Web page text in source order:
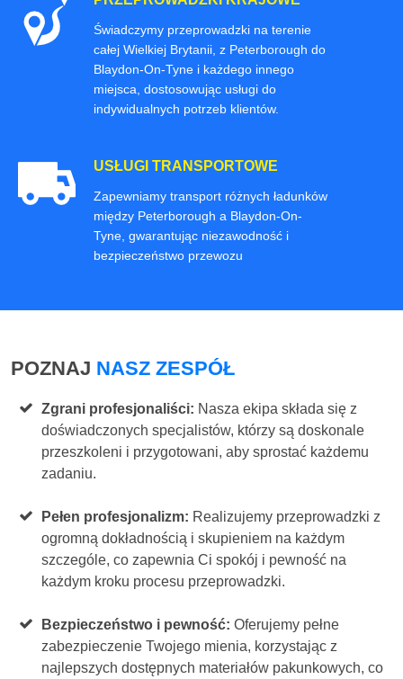
Świadczymy przeprowadzki na terenie
całej Wielkiej Brytanii, z Peterborough do
Blaydon-On-Tyne i każdego innego
miejsca, dostosowując usługi do
indywidualnych potrzeb klientów.
USŁUGI TRANSPORTOWE
Zapewniamy transport różnych ładunków
między Peterborough a Blaydon-On-
Tyne, gwarantując niezawodność i
bezpieczeństwo przewozu
POZNAJ NASZ ZESPÓŁ
Zgrani profesjonaliści: Nasza ekipa składa się z
doświadczonych specjalistów, którzy są doskonale
przeszkoleni i przygotowani, aby sprostać każdemu
zadaniu.
Pełen profesjonalizm: Realizujemy przeprowadzki z
ogromną dokładnością i skupieniem na każdym
szczególe, co zapewnia Ci spokój i pewność na
każdym kroku procesu przeprowadzki.
Bezpieczeństwo i pewność:Oferujemy pełne
zabezpieczenie Twojego mienia, korzystając z
najlepszych dostępnych materiałów pakunkowych, co